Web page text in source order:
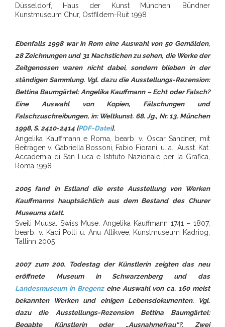
Düsseldorf, Haus der Kunst München, Bündner
Kunstmuseum Chur, Ostfildern-Ruit 1998
Ebenfalls 1998 war in Rom eine Auswahl von 50 Gemälden,
28 Zeichnungen und 31 Nachstichen zu sehen, die Werke der
Zeitgenossen waren nicht dabei, sondern blieben in der
ständigen Sammlung. Vgl. dazu die Ausstellungs-Rezension:
Bettina Baumgärtel: Angelika Kauffmann – Echt oder Falsch?
Eine Auswahl von Kopien, Fälschungen und
Falschzuschreibungen, in: Weltkunst. 68. Jg., Nr. 13, München
1998, S. 2410-2414 [PDF-Datei].
Angelika Kauffmann e Roma, bearb. v. Oscar Sandner, mit
Beiträgen v. Gabriella Bossoni, Fabio Fiorani, u. a., Ausst. Kat.
Accademia di San Luca e Istituto Nazionale per la Grafica,
Roma 1998
2005 fand in Estland die erste Ausstellung von Werken
Kauffmanns hauptsächlich aus dem Bestand des Churer
Museums statt.
Sveiti Muusa. Swiss Muse. Angelika Kauffmann 1741 – 1807,
bearb. v. Kadi Polli u. Anu Allikvee, Kunstmuseum Kadriog,
Tallinn 2005
2007 zum 200. Todestag der Künstlerin zeigten das neu
eröffnete Museum in Schwarzenberg und das
Landesmuseum in Bregenzeine Auswahl von ca. 160 meist
bekannten Werken und einigen Lebensdokumenten. Vgl.
dazu die Ausstellungs-Rezension Bettina Baumgärtel:
Begabte Künstlerin oder „Ausnahmefrau“?. Zwei